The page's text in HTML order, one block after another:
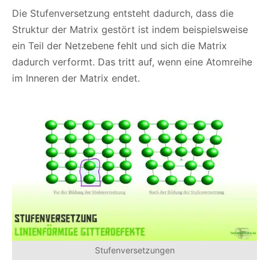
Die Stufenversetzung entsteht dadurch, dass die
Struktur der Matrix gestört ist indem beispielsweise
ein Teil der Netzebene fehlt und sich die Matrix
dadurch verformt. Das tritt auf, wenn eine Atomreihe
im Inneren der Matrix endet.
Stufenversetzungen